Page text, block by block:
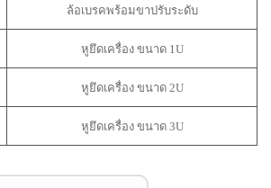
ล้อเบรคพร้อมขาปรับระดับ
หูยึดเครื่อง ขนาด 1U
หูยึดเครื่อง ขนาด 2U
หูยึดเครื่อง ขนาด 3U